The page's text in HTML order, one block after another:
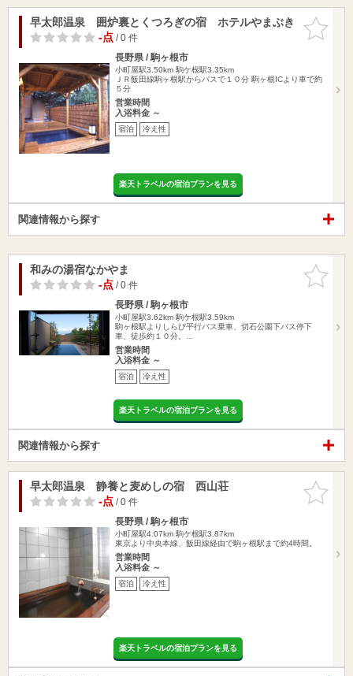
お気に入
りに追加
早太郎温泉 囲炉裏とくつろぎの宿 ホテルやまぶき
-点/ 0 件
長野県 / 駒ヶ根市
小町屋駅3.50km 駒ケ根駅3.35km
ＪＲ飯田線駒ヶ根駅からバスで１０分 駒ヶ根ICより車で約
５分
営業時間
入浴料金 ～
宿泊 冷え性
楽天トラベルの宿泊プランを見る
関連情報から探す
お気に入
りに追加
和みの湯宿なかやま
-点/ 0 件
長野県 / 駒ヶ根市
小町屋駅3.62km 駒ケ根駅3.59km
駒ヶ根駅よりしらび平行バス乗車、切石公園下バス停下
車、徒歩約１０分。…
営業時間
入浴料金 ～
宿泊 冷え性
楽天トラベルの宿泊プランを見る
関連情報から探す
お気に入
りに追加
早太郎温泉 静養と麦めしの宿 西山荘
-点/ 0 件
長野県 / 駒ヶ根市
小町屋駅4.07km 駒ケ根駅3.87km
東京より中央本線、飯田線経由で駒ヶ根駅まで約4時間。
営業時間
入浴料金 ～
宿泊 冷え性
楽天トラベルの宿泊プランを見る